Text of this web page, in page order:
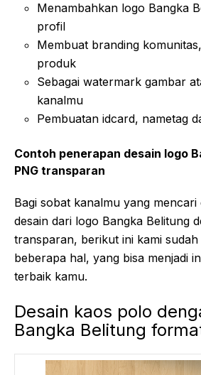
Menambahkan logo Bangka
profil
Membuat branding
produk
Sebagai watermark gambar
kanalmu
Pembuatan idcard, nametag
Contoh penerapan desain logo
PNG transparan
Bagi sobat kanalmu yang
desain dari logo Bangka Belitung
transparan, berikut ini kami
beberapa hal, yang bisa menjadi
terbaik kamu.
Desain kaos polo
Bangka Belitung